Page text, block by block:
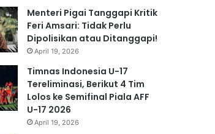
Menteri Pigai Tanggapi Kritik
Feri Amsari: Tidak Perlu
Dipolisikan atau Ditanggapi!
April 19, 2026
Timnas Indonesia U-17
Tereliminasi, Berikut 4 Tim
Lolos ke Semifinal Piala AFF
U-17 2026
April 19, 2026